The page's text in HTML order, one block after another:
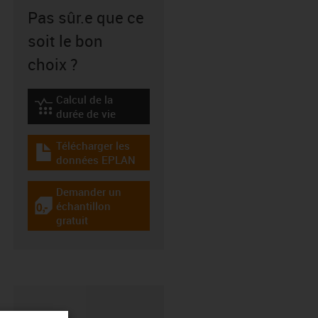
Pas sûr.e que ce
soit le bon
choix ?
igus-icon-lebensdauerrechner
Calcul de la
durée de vie
igus-icon-download-plan
Télécharger les
données EPLAN
igus-icon-gratismuster
Demander un
échantillon
gratuit